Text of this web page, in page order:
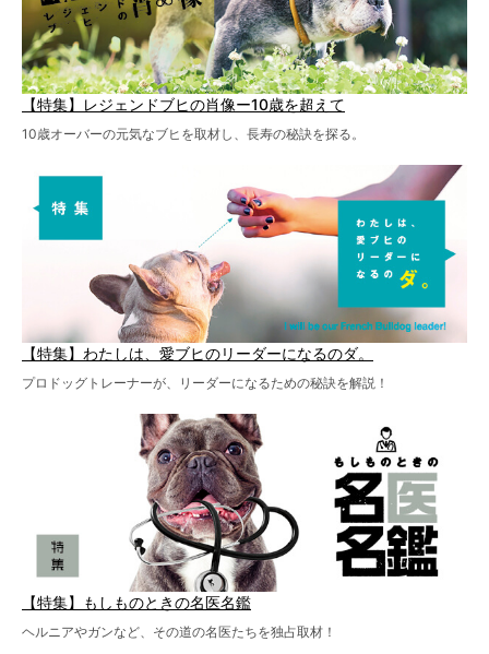
【特集】レジェンドブヒの肖像ー10歳を超えて
10歳オーバーの元気なブヒを取材し、長寿の秘訣を探る。
【特集】わたしは、愛ブヒのリーダーになるのダ。
プロドッグトレーナーが、リーダーになるための秘訣を解説！
【特集】もしものときの名医名鑑
ヘルニアやガンなど、その道の名医たちを独占取材！